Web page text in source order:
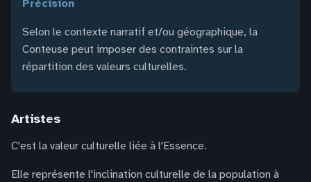
précision
Selon le contexte narratif et/ou géographique, la
Conteuse peut imposer des contraintes sur la
répartition des valeurs culturelles.
Artistes
C'est la valeur culturelle liée à l'Essence.
Elle représente l'inclination culturelle de la population à